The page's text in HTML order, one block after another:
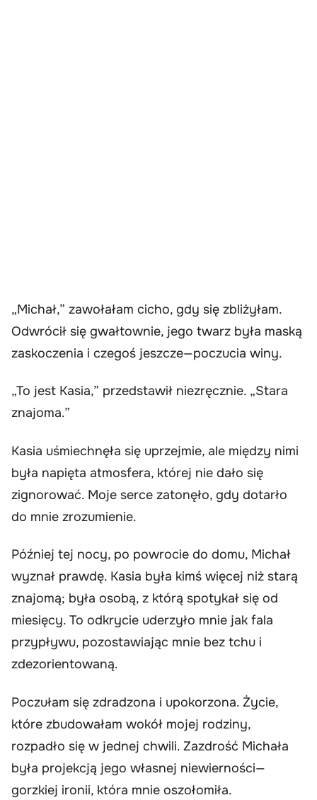
„Michał,” zawołałam cicho, gdy się zbliżyłam.
Odwrócił się gwałtownie, jego twarz była maską
zaskoczenia i czegoś jeszcze—poczucia winy.
„To jest Kasia,” przedstawił niezręcznie. „Stara
znajoma.”
Kasia uśmiechnęła się uprzejmie, ale między nimi
była napięta atmosfera, której nie dało się
zignorować. Moje serce zatonęło, gdy dotarło
do mnie zrozumienie.
Później tej nocy, po powrocie do domu, Michał
wyznał prawdę. Kasia była kimś więcej niż starą
znajomą; była osobą, z którą spotykał się od
miesięcy. To odkrycie uderzyło mnie jak fala
przypływu, pozostawiając mnie bez tchu i
zdezorientowaną.
Poczułam się zdradzona i upokorzona. Życie,
które zbudowałam wokół mojej rodziny,
rozpadło się w jednej chwili. Zazdrość Michała
była projekcją jego własnej niewierności—
gorzkiej ironii, która mnie oszołomiła.